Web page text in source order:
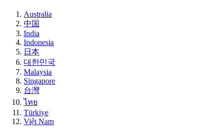
Australia
中国
India
Indonesia
日本
대한민국
Malaysia
Singapore
台灣
ไทย
Türkiye
Việt Nam